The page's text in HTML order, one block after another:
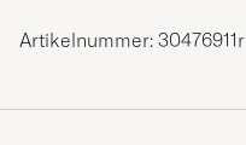
Artikelnummer: 30476911r